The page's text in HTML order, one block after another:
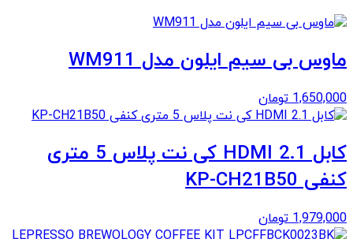
ماوس بی سیم ایلون مدل WM911
1,650,000 تومان
کابل 2.1 HDMI کی نت پلاس 5 متری
کنفی KP-CH21B50
1,979,000 تومان